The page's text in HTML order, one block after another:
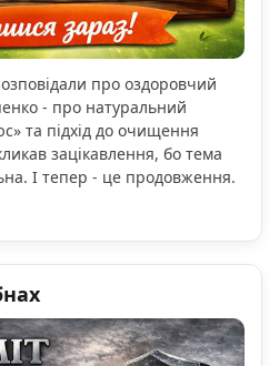
про оздоровчий
- про натуральний
та підхід до очищення
зацікавлення, бо тема
І тепер - це продовження.